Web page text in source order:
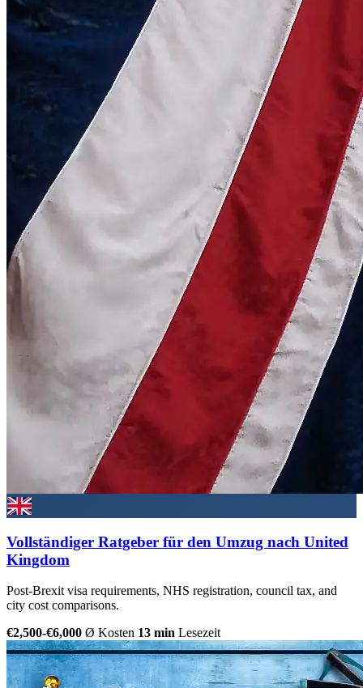
Vollständiger Ratgeber für den Umzug nach United
Kingdom
Post-Brexit visa requirements, NHS registration, council tax, and
city cost comparisons.
€2,500-€6,000 Ø Kosten 13 min Lesezeit